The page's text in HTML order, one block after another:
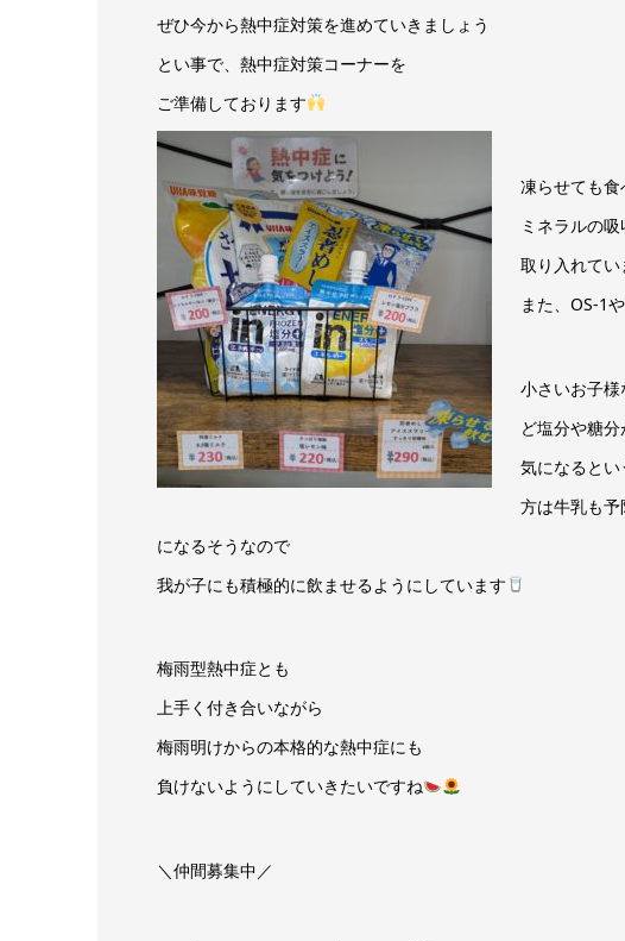
ぜひ今から熱中症対策を進めていきましょう
とい事で、熱中症対策コーナーを
ご準備しております
凍らせても
ミネラルの
取り入れてい
また、OS-1
小さいお子様
ど塩分や糖分
気になるとい
方は牛乳も予
になるそうなので
我が子にも積極的に飲ませるようにしています
梅雨型熱中症とも
上手く付き合いながら
梅雨明けからの本格的な熱中症にも
負けないようにしていきたいですね
＼仲間募集中／